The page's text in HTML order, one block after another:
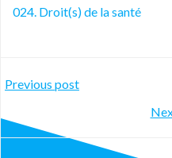
024. Droit(s) de la santé
Post
navigation
Previous post